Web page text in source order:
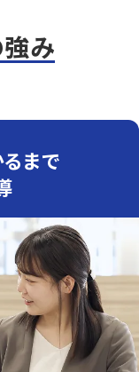
る生徒さまも多く
テストに出題さ
ップのポイント
の理解に重点をお
応用がテストに出
響するため、必
み
まで